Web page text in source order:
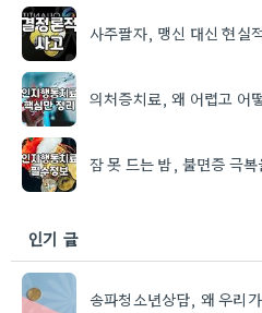
사주팔자, 맹신 대신 현실
의처증치료, 왜 어렵고 어
잠 못 드는 밤, 불면증 극
인기 글
송파청소년상담, 왜 우리